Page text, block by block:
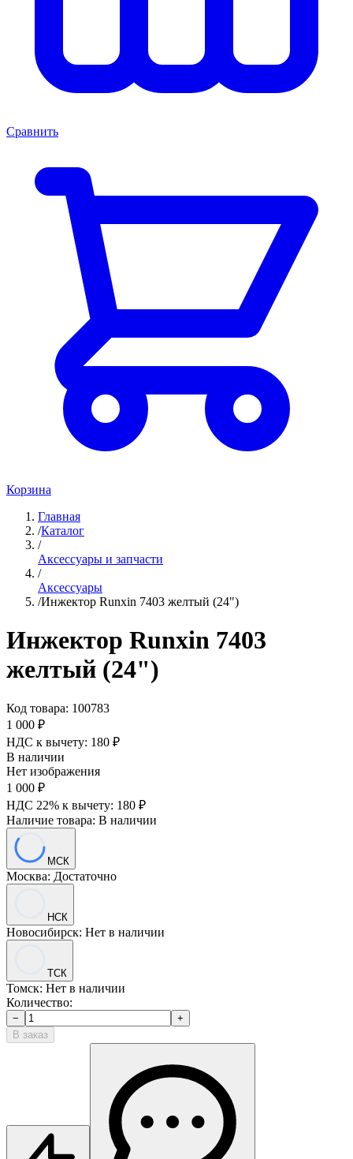
Сравнить
Корзина
Главная
/Каталог
/
Аксессуары и запчасти
/
Аксессуары
/Инжектор Runxin 7403 желтый (24")
Инжектор Runxin 7403
желтый (24")
Код товара: 100783
1 000 ₽
НДС к вычету: 180 ₽
В наличии
Нет изображения
1 000 ₽
НДС 22% к вычету: 180 ₽
Наличие товара: В наличии
МСК
Москва: Достаточно
НСК
Новосибирск: Нет в наличии
ТСК
Томск: Нет в наличии
Количество:
−
+
В заказ